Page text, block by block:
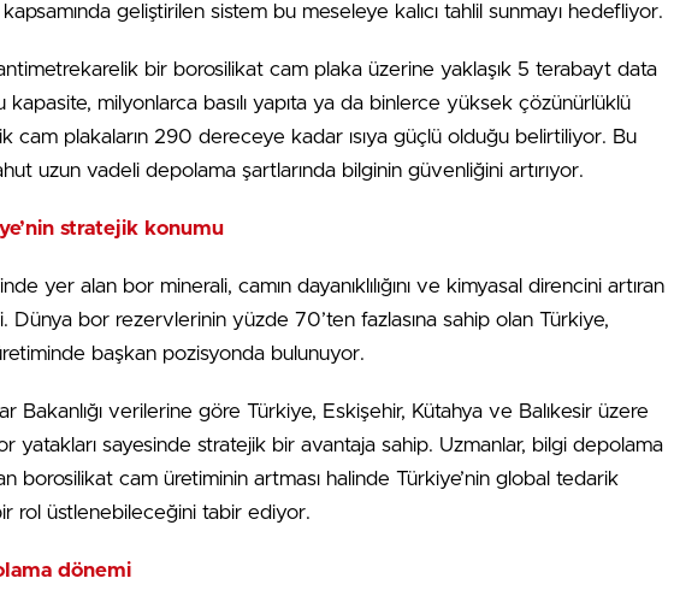
geliştirilen sistem bu meseleye kalıcı tahlil sunmayı hedefliyor.
bir borosilikat cam plaka üzerine yaklaşık 5 terabayt data
kapasite, milyonlarca basılı yapıta ya da binlerce yüksek çözünürlüklü
cam plakaların 290 dereceye kadar ısıya güçlü olduğu belirtiliyor. Bu
uzun vadeli depolama şartlarında bilginin güvenliğini artırıyor.
stratejik konumu
yer alan bor minerali, camın dayanıklılığını ve kimyasal direncini artıran
Dünya bor rezervlerinin yüzde 70’ten fazlasına sahip olan Türkiye,
başkan pozisyonda bulunuyor.
Bakanlığı verilerine göre Türkiye, Eskişehir, Kütahya ve Balıkesir üzere
yatakları sayesinde stratejik bir avantaja sahip. Uzmanlar, bilgi depolama
borosilikat cam üretiminin artması halinde Türkiye’nin global tedarik
rol üstlenebileceğini tabir ediyor.
dönemi